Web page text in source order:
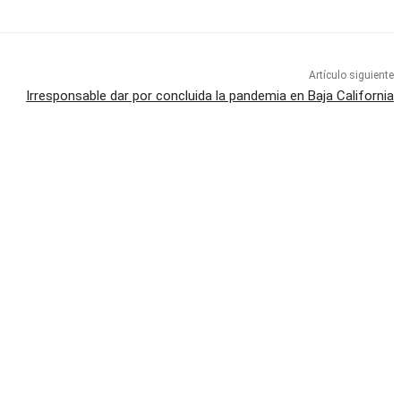
Artículo siguiente
Irresponsable dar por concluida la pandemia en Baja California